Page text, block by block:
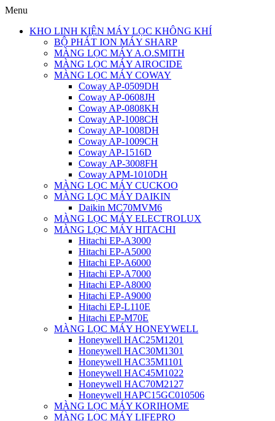
Menu
KHO LINH KIỆN MÁY LỌC KHÔNG KHÍ
BỘ PHÁT ION MÁY SHARP
MÀNG LỌC MÁY A.O.SMITH
MÀNG LỌC MÁY AIROCIDE
MÀNG LỌC MÁY COWAY
Coway AP-0509DH
Coway AP-0608JH
Coway AP-0808KH
Coway AP-1008CH
Coway AP-1008DH
Coway AP-1009CH
Coway AP-1516D
Coway AP-3008FH
Coway APM-1010DH
MÀNG LỌC MÁY CUCKOO
MÀNG LỌC MÁY DAIKIN
Daikin MC70MVM6
MÀNG LỌC MÁY ELECTROLUX
MÀNG LỌC MÁY HITACHI
Hitachi EP-A3000
Hitachi EP-A5000
Hitachi EP-A6000
Hitachi EP-A7000
Hitachi EP-A8000
Hitachi EP-A9000
Hitachi EP-L110E
Hitachi EP-M70E
MÀNG LỌC MÁY HONEYWELL
Honeywell HAC25M1201
Honeywell HAC30M1301
Honeywell HAC35M1101
Honeywell HAC45M1022
Honeywell HAC70M2127
Honeywell HAPC15GC010506
MÀNG LỌC MÁY KORIHOME
MÀNG LỌC MÁY LIFEPRO